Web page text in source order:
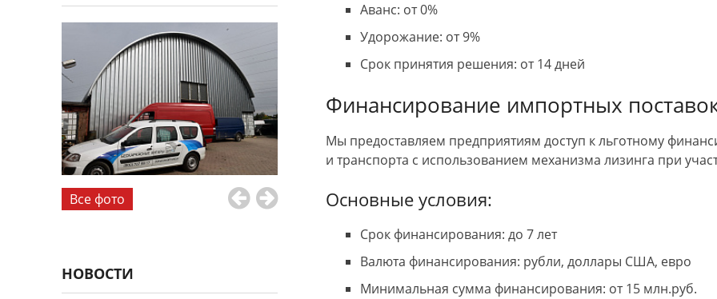
Все фото
НОВОСТИ
Аванс: от 0%
Удорожание: от 9%
Срок принятия решения: от 14 дней
Финансирование импортных
Мы предоставляем предприятиям доступ к льготному
и транспорта с использованием механизма лизинга при
Основные условия:
Срок финансирования: до 7 лет
Валюта финансирования: рубли, доллары США, евро
Минимальная сумма финансирования: от 15 млн.руб.